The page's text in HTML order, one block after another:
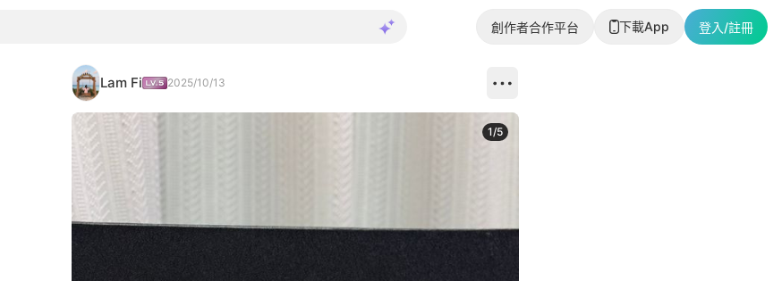
創作者合作平台 下載App 登入/註冊
Lam Fi 2025/10/13
1/5